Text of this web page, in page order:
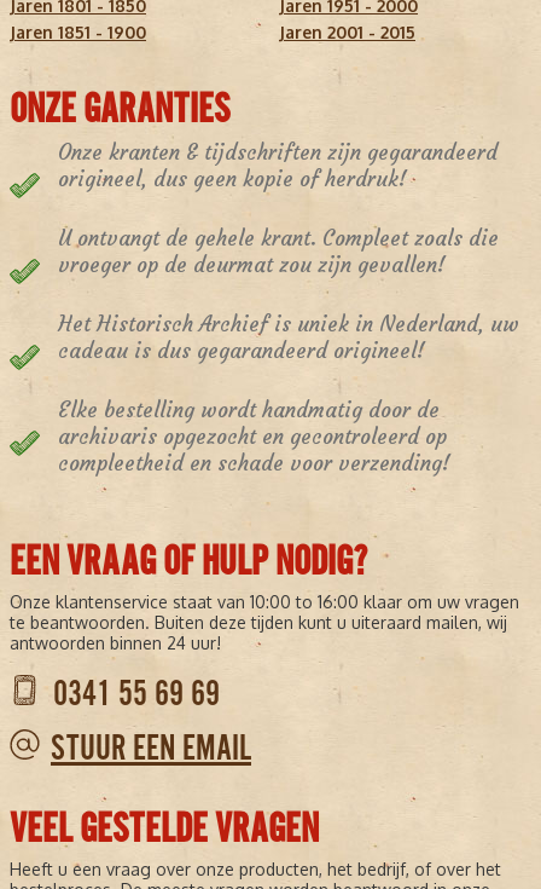
Jaren 1801 - 1850
Jaren 1851 - 1900
Jaren 1951 - 2000
Jaren 2001 - 2015
ONZE GARANTIES
Onze kranten & tijdschriften zijn gegarandeerd
origineel, dus geen kopie of herdruk!
U ontvangt de gehele krant. Compleet zoals die
vroeger op de deurmat zou zijn gevallen!
Het Historisch Archief is uniek in Nederland, uw
cadeau is dus gegarandeerd origineel!
Elke bestelling wordt handmatig door de
archivaris opgezocht en gecontroleerd op
compleetheid en schade voor verzending!
EEN VRAAG OF HULP NODIG?
Onze klantenservice staat van 10:00 to 16:00 klaar om uw vragen
te beantwoorden. Buiten deze tijden kunt u uiteraard mailen, wij
antwoorden binnen 24 uur!
0341 55 69 69
STUUR EEN EMAIL
VEEL GESTELDE VRAGEN
Heeft u een vraag over onze producten, het bedrijf, of over het